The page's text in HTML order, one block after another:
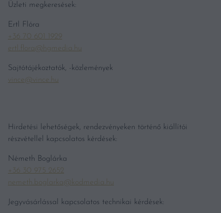
Üzleti megkeresések:
Ertl Flóra
+36 70 601 1929
ertl.flora@hgmedia.hu
Sajtótájékoztatók, -közlemények
vince@vince.hu
Hirdetési lehetőségek, rendezvényeken történő kiállítói
részvétellel kapcsolatos kérdések:
Németh Boglárka
+36 30 975 2652
nemeth.boglarka@kodmedia.hu
Jegyvásárlással kapcsolatos technikai kérdések: